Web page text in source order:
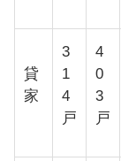
貸
家
3
1
4
戸
4
0
3
戸